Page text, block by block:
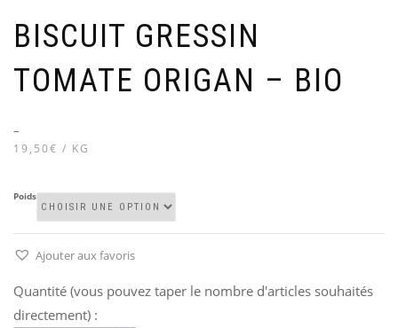
BISCUIT GRESSIN
TOMATE ORIGAN – BIO
–
19,50€ / KG
Poids
Ajouter aux favoris
Quantité (vous pouvez taper le nombre d'articles souhaités
directement) :